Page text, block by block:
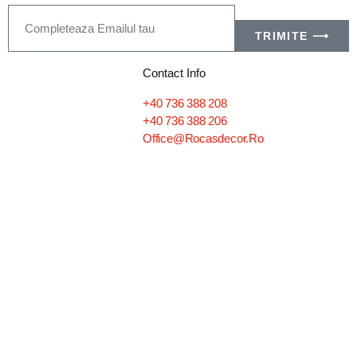
TRIMITE ⟶
Contact Info
+40 736 388 208
+40 736 388 206
Office@rocasdecor.ro